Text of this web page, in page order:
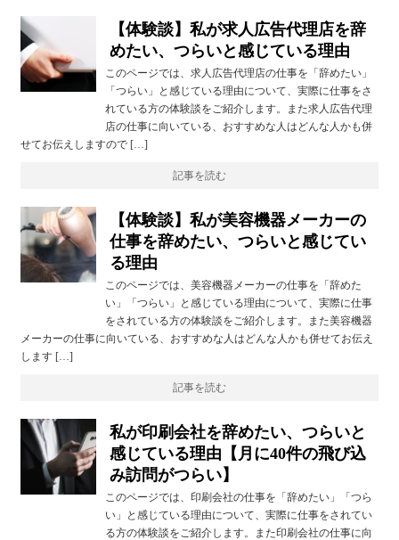
【体験談】私が求人広告代理店を辞
めたい、つらいと感じている理由
このページでは、求人広告代理店の仕事を「辞めたい」
「つらい」と感じている理由について、実際に仕事をさ
れている方の体験談をご紹介します。また求人広告代理
店の仕事に向いている、おすすめな人はどんな人かも併
せてお伝えしますので […]
記事を読む
【体験談】私が美容機器メーカーの
仕事を辞めたい、つらいと感じてい
る理由
このページでは、美容機器メーカーの仕事を「辞めた
い」「つらい」と感じている理由について、実際に仕事
をされている方の体験談をご紹介します。また美容機器
メーカーの仕事に向いている、おすすめな人はどんな人かも併せてお伝え
します […]
記事を読む
私が印刷会社を辞めたい、つらいと
感じている理由【月に40件の飛び込
み訪問がつらい】
このページでは、印刷会社の仕事を「辞めたい」「つら
い」と感じている理由について、実際に仕事をされてい
る方の体験談をご紹介します。また印刷会社の仕事に向